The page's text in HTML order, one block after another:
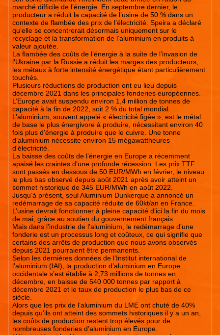
marché difficile de l’énergie. En septembre dernier, le
producteur a réduit la capacité de l’usine de 50 % dans un
contexte de flambée des prix de l’électricité. Speira a déclaré
qu’elle se concentrerait désormais uniquement sur le
recyclage et la transformation de l’aluminium en produits à
valeur ajoutée.
La flambée des coûts de l’énergie à la suite de l’invasion de
l’Ukraine par la Russie a réduit les marges des producteurs,
les métaux à forte intensité énergétique étant particulièrement
touchés.
Plusieurs réductions de production ont eu lieu depuis
décembre 2021 dans les principales fonderies européennes.
L’Europe avait suspendu environ 1,4 million de tonnes de
capacité à la fin de 2022, soit 2 % du total mondial.
L’aluminium, souvent appelé « électricité figée », est le métal
de base le plus énergivore à produire, nécessitant environ 40
fois plus d’énergie à produire que le cuivre. Une tonne
d’aluminium nécessite environ 15 mégawattheures
d’électricité.
La baisse des coûts de l’énergie en Europe a récemment
apaisé les craintes d’une profonde récession. Les prix TTF
sont passés en dessous de 50 EUR/MWh en février, le niveau
le plus bas observé depuis août 2021 après avoir atteint un
sommet historique de 345 EUR/MWh en août 2022.
Jusqu’à présent, seul Aluminium Dunkerque a annoncé un
redémarrage de sa capacité réduite de 60kt/an en France.
L’usine devrait fonctionner à pleine capacité d’ici la fin du mois
de mai, grâce au soutien du gouvernement français.
Mais dans l’industrie de l’aluminium, le redémarrage d’une
fonderie est un processus long et coûteux, ce qui signifie que
certains des arrêts de production que nous avons observés
depuis 2021 pourraient être permanents.
Selon les dernières données de l’Institut international de
l’aluminium (IAI), la production d’aluminium en Europe
occidentale s’est établie à 2,73 millions de tonnes en
décembre, en baisse de 540 000 tonnes par rapport à
décembre 2021 et le taux de production le plus bas de ce
siècle.
Alors que les prix de l’aluminium du LME ont chuté de 40%
depuis qu’ils ont atteint des sommets historiques il y a un an,
les coûts de production restent trop élevés pour de
nombreuses fonderies d’aluminium en Europe.